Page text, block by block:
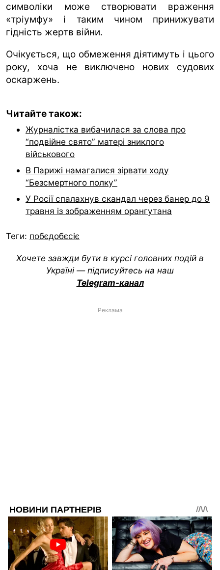
символіки може створювати враження
«тріумфу» і таким чином принижувати
гідність жертв війни.
Очікується, що обмеження діятимуть і цього
року, хоча не виключено нових судових
оскаржень.
Читайте також:
Журналістка вибачилася за слова про
“подвійне свято” матері зниклого
військового
В Парижі намагалися зірвати ходу
“Безсмертного полку”
У Росії спалахнув скандал через банер до 9
травня із зображенням орангутана
Теги: побєдобєсіє
Хочете завжди бути в курсі головних подій в
Україні — підписуйтесь на наш
Telegram-канал
Реклама